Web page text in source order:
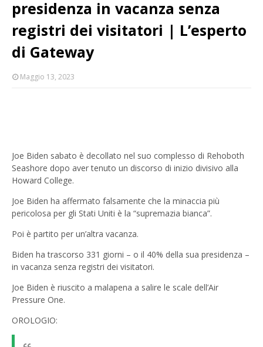
presidenza in vacanza senza
registri dei visitatori | L’esperto
di Gateway
Maggio 13, 2023
Joe Biden sabato è decollato nel suo complesso di Rehoboth
Seashore dopo aver tenuto un discorso di inizio divisivo alla
Howard College.
Joe Biden ha affermato falsamente che la minaccia più
pericolosa per gli Stati Uniti è la “supremazia bianca”.
Poi è partito per un’altra vacanza.
Biden ha trascorso 331 giorni – o il 40% della sua presidenza –
in vacanza senza registri dei visitatori.
Joe Biden è riuscito a malapena a salire le scale dell’Air
Pressure One.
OROLOGIO: